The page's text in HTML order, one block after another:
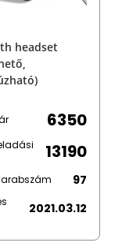
headset
6350
13190
97
2021.03.12